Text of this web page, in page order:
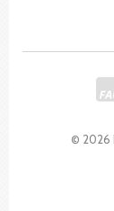
© 2026